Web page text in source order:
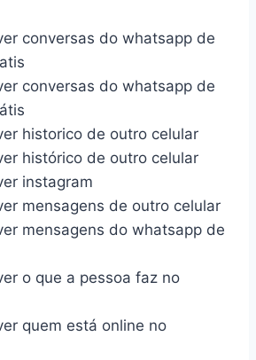
conversas do whatsapp de
conversas do whatsapp de
historico de outro celular
histórico de outro celular
instagram
mensagens de outro celular
mensagens do whatsapp de
o que a pessoa faz no
quem está online no